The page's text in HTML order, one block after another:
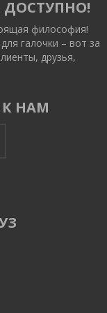
ДОСТУПНО!
философия!
галочки – вот за
друзья,
К НАМ